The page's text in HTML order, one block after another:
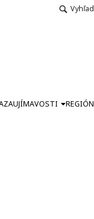
ZAUJÍMAVOSTI